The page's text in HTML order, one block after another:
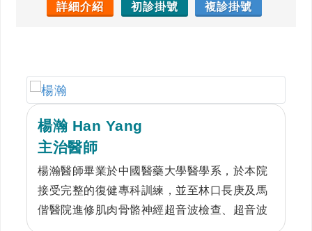
超音波檢查，就能對局部病灶的確切部位和病
果
詳細介紹 初診掛號 複診掛號
楊瀚 Han Yang
主治醫師
楊瀚醫師畢業於中國醫藥大學醫學系，於本院
接受完整的復健專科訓練，並至林口長庚及馬
偕醫院進修肌肉骨骼神經超音波檢查、超音波